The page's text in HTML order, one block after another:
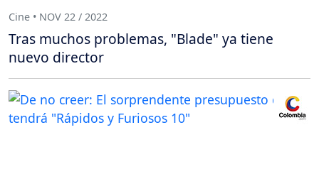
Cine • NOV 22 / 2022
Tras muchos problemas, "Blade" ya tiene
nuevo director